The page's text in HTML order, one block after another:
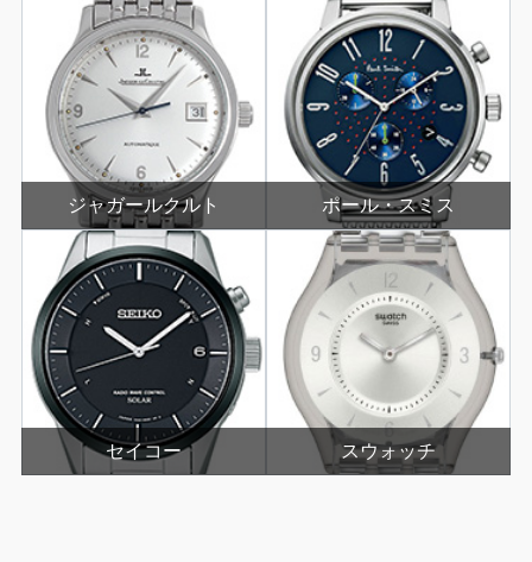
ジャガールクルト ポール・スミス
セイコー スウォッチ